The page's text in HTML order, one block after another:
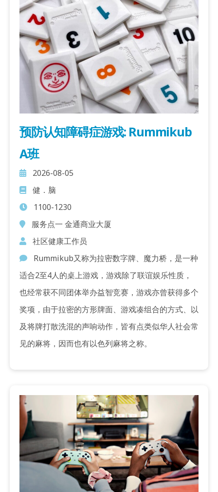
预防认知障碍症游戏: Rummikub
A班
2026-08-05
健．脑
1100-1230
服务点一 金通商业大厦
社区健康工作员
Rummikub又称为拉密数字牌、魔力桥，是一种
适合2至4人的桌上游戏，游戏除了联谊娱乐性质，
也经常获不同团体举办益智竞赛，游戏亦曾获得多个
奖项，由于拉密的方形牌面、游戏凑组合的方式、以
及将牌打散洗混的声响动作，皆有点类似华人社会常
见的麻将，因而也有以色列麻将之称。